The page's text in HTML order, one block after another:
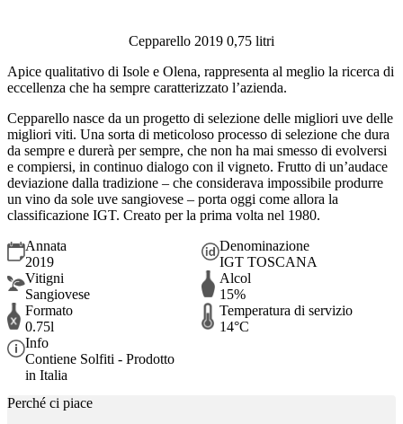
Cepparello 2019 0,75 litri
Apice qualitativo di Isole e Olena, rappresenta al meglio la ricerca di
eccellenza che ha sempre caratterizzato l’azienda.
Cepparello nasce da un progetto di selezione delle migliori uve delle
migliori viti. Una sorta di meticoloso processo di selezione che dura
da sempre e durerà per sempre, che non ha mai smesso di evolversi
e compiersi, in continuo dialogo con il vigneto. Frutto di un’audace
deviazione dalla tradizione – che considerava impossibile produrre
un vino da sole uve sangiovese – porta oggi come allora la
classificazione IGT. Creato per la prima volta nel 1980.
Annata
2019
Denominazione
IGT TOSCANA
Vitigni
Sangiovese
Alcol
15%
Formato
0.75l
Temperatura di servizio
14°C
Info
Contiene Solfiti - Prodotto
in Italia
Perché ci piace